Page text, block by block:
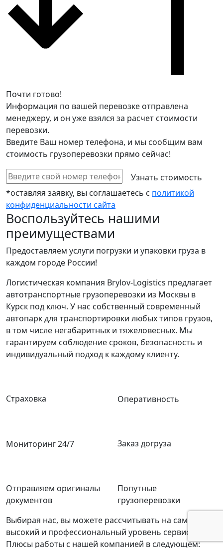
Почти готово!
Информация по вашей перевозке отправлена
менеджеру, и он уже взялся за расчет стоимости
перевозки.
Введите Ваш номер телефона, и мы сообщим вам
стоимость грузоперевозки прямо сейчас!
*оставляя заявку, вы соглашаетесь с политикой
конфиденциальности сайта
Воспользуйтесь нашими
преимуществами
Предоставляем услуги погрузки и упаковки груза в
каждом городе России!
Логистическая компания Brylov-Logistics предлагает
автотранспортные грузоперевозки из Москвы в
Курск под ключ. У нас собственный современный
автопарк для транспортировки любых типов грузов,
в том числе негабаритных и тяжеловесных. Мы
гарантируем соблюдение сроков, безопасность и
индивидуальный подход к каждому клиенту.
Страховка Оперативность
Мониторинг 24/7 Заказ догруза
Отправляем оригиналы
документов
Попутные
грузоперевозки
Выбирая нас, вы можете рассчитывать на самый
высокий и профессиональный уровень сервиса.
Плюсы работы с нашей компанией в следующем: